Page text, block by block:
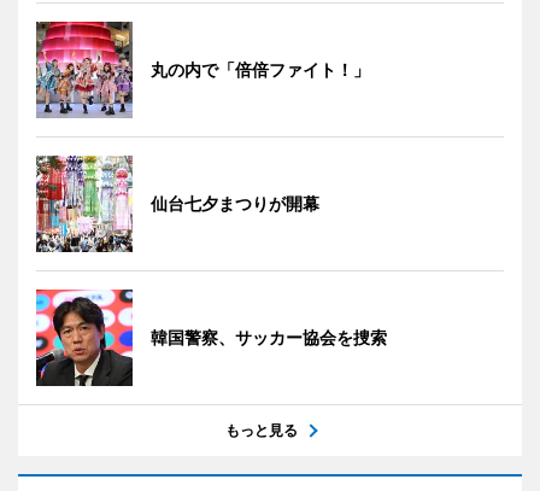
丸の内で「倍倍ファイト！」
仙台七夕まつりが開幕
韓国警察、サッカー協会を捜索
もっと見る